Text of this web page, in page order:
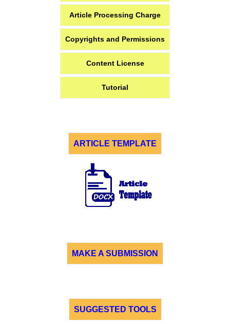
Article Processing Charge
Copyrights and Permissions
Content License
Tutorial
ARTICLE TEMPLATE
MAKE A SUBMISSION
SUGGESTED TOOLS